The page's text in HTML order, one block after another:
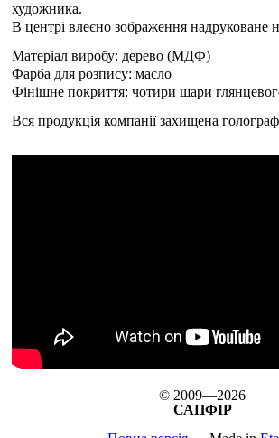
художника.
В центрі влеєно зображення надруковане
Матеріал виробу: дерево (МДФ)
Фарба для розпису: масло
Фінішне покриття: чотири шари
Вся продукція компанії захищена
© 2009—2026
САПФІР